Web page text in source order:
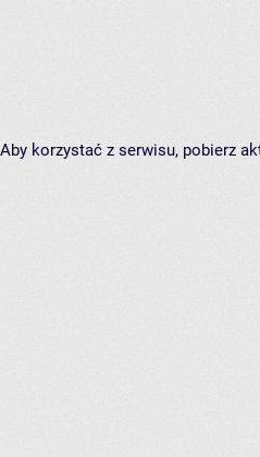
korzystać z serwisu, pobierz